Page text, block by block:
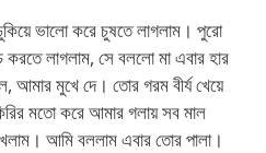
ভালো করে চুষতে লাগলাম। পুরো
করতে লাগলাম, সে বললো মা এবার হার
আমার মুখে দে। তোর গরম বীর্য খেয়ে
মতো করে আমার গলায় সব মাল
আমি বললাম এবার তোর পালা।